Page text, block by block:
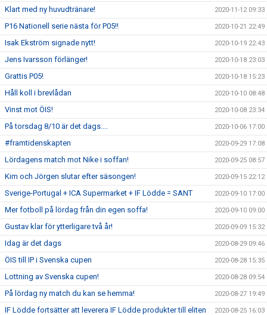
Klart med ny huvudtränare! 2020-11-12 09:33
P16 Nationell serie nästa för P05!! 2020-10-21 22:49
Isak Ekström signade nytt! 2020-10-19 22:43
Jens Ivarsson förlänger! 2020-10-18 23:03
Grattis P05! 2020-10-18 15:23
Håll koll i brevlådan 2020-10-10 08:48
Vinst mot ÖIS! 2020-10-08 23:34
På torsdag 8/10 är det dags.... 2020-10-06 17:00
#framtidenskapten 2020-09-29 17:08
Lördagens match mot Nike i soffan! 2020-09-25 08:57
Kim och Jörgen slutar efter säsongen! 2020-09-15 22:12
Sverige-Portugal + ICA Supermarket + IF Lödde = SANT 2020-09-10 17:00
Mer fotboll på lördag från din egen soffa! 2020-09-10 09:00
Gustav klar för ytterligare två år! 2020-09-09 15:32
Idag är det dags 2020-08-29 09:46
ÖIS till IP i Svenska cupen 2020-08-28 15:35
Lottning av Svenska cupen! 2020-08-28 09:54
På lördag ny match du kan se hemma! 2020-08-27 19:49
IF Lödde fortsätter att leverera IF Lödde produkter till eliten 2020-08-25 16:03